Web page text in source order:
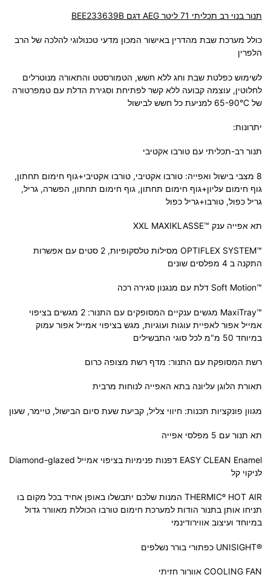
תנור בנוי רב תכליתי 71 ליטר AEG דגם BEE233639B
כולל מערכת שבת מהדרין באישור המכון מדעי טכנולוגי להלכה של הרב
הלפרין
לשימוש כפלטת שבת וחג ללא חשש, הטמורסטט והתאורה מנוטרלים
לחלוטין, עוצמה קבועה ללא קשר לפתיחת וסגירת הדלת עם טמפרטורה
של 65-90°C למניעת כל חשש לבישול
יתרונות:
תנור רב-תכליתי עם טורבו אקטיבי
8 מצבי בישול ואפייה: טורבו אקטיבי, טורבו אקטיבי+גוף חימום תחתון,
גוף חימום עליון+גוף חימום תחתון, גוף חימום תחתון, הפשרה, גריל,
גריל כפול, טורבו+גריל כפול
תא אפייה ענק ™XXL MAXIKLASSE
™OPTIFLEX SYSTEM מסילות טלסקופיות, 2 סטים עם אפשרות
התקנה ב 4 מפלסים שונים
™Soft Motion דלת עם מנגנון סגירה רכה
™MaxiTray מגשים ענקיים המסופקים עם התנור: 2 מגשים בציפוי
אמייל אפור לאפיית עוגות ועוגיות, מגש בציפוי אמייל אפור עמוק
במיוחד 50 מ"מ לכל סוגי התבשילים
רשת המסופקת עם התנור: מדף רשת מצופה כרום
תאורת הלוגן עליונה בתא האפייה לנוחות מרבית
מגוון פונקציות תכנות: חיווי צליל, קביעת שעת סיום הבישול, טיימר, שעון
תא תנור עם 5 מפלסי אפייה
EASY CLEAN Enamel דפנות פנימיות בציפוי אמייל Diamond-glazed
לניקוי קל
THERMICº HOT AIR המנות שלכם יתבשלו באופן אחיד בכל מקום בו
תניחו אותן בתנור הודות למערכת חימום טורבו הכוללת מאוורר גדול
במיוחד ועיצוב אווירודינמי
®UNISIGHT כפתורי בורר נשלפים
COOLING FAN אוורור חזיתי